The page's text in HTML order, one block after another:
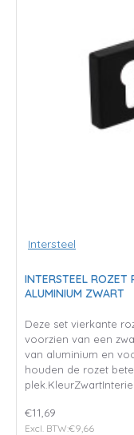
Intersteel
INTERSTEEL ROZET
ALUMINIUM ZWART
Deze set vierkante
voorzien van een
van aluminium en
houden de rozet
€11,69
Excl. BTW:€9,66